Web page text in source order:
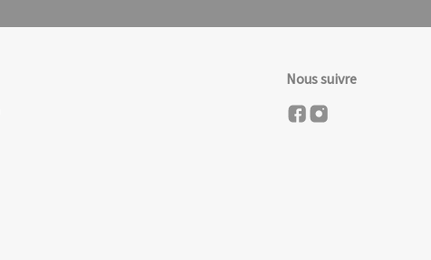
Nous suivre